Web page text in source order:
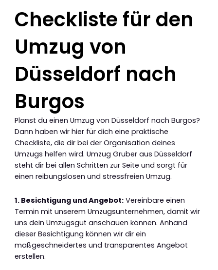
Checkliste für den
Umzug von
Düsseldorf nach
Burgos
Planst du einen Umzug von Düsseldorf nach Burgos?
Dann haben wir hier für dich eine praktische
Checkliste, die dir bei der Organisation deines
Umzugs helfen wird. Umzug Gruber aus Düsseldorf
steht dir bei allen Schritten zur Seite und sorgt für
einen reibungslosen und stressfreien Umzug.
1. Besichtigung und Angebot: Vereinbare einen
Termin mit unserem Umzugsunternehmen, damit wir
uns dein Umzugsgut anschauen können. Anhand
dieser Besichtigung können wir dir ein
maßgeschneidertes und transparentes Angebot
erstellen.